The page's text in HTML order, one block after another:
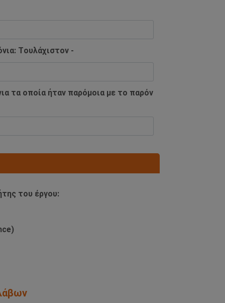
Tουλάχιστον -
τα οποία ήταν παρόμοια με το παρόν
του έργου: